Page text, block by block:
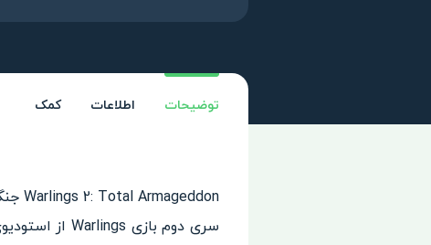
توضیحات اطلاعات کمک
سری دوم بازی Warlings از استودیوی 17th Pixel Poland کشور لهستان می باشد. بازی با ایده و الگو برداری از بازی